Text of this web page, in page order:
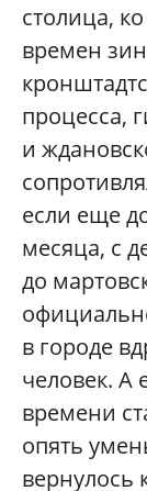
столица,
времен
процесса,
и
если еще
месяца, с
до
в городе
человек. А
времени
опять
вернулось